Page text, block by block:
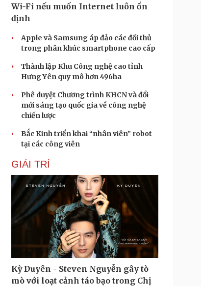
Wi-Fi nếu muốn Internet luôn ổn
định
Apple và Samsung áp đảo các đối thủ
trong phân khúc smartphone cao cấp
Thành lập Khu Công nghệ cao tỉnh
Hưng Yên quy mô hơn 496ha
Phê duyệt Chương trình KHCN và đổi
mới sáng tạo quốc gia về công nghệ
chiến lược
Bắc Kinh triển khai “nhân viên” robot
tại các công viên
GIẢI TRÍ
Kỳ Duyên - Steven Nguyễn gây tò
mò với loạt cảnh táo bạo trong Chị